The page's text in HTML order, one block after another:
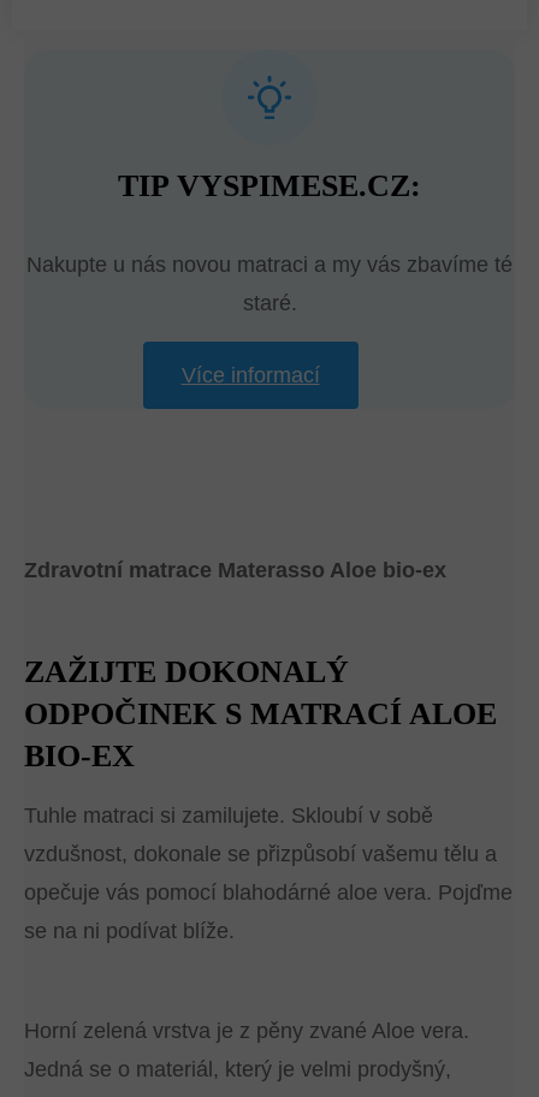
TIP VYSPIMESE.CZ:
Nakupte u nás novou matraci a my vás zbavíme té
staré.
Více informací
Zdravotní matrace Materasso Aloe bio-ex
ZAŽIJTE DOKONALÝ
ODPOČINEK S MATRACÍ ALOE
BIO-EX
Tuhle matraci si zamilujete. Skloubí v sobě
vzdušnost, dokonale se přizpůsobí vašemu tělu a
opečuje vás pomocí blahodárné aloe vera. Pojďme
se na ni podívat blíže.
Horní zelená vrstva je z pěny zvané Aloe vera.
Jedná se o materiál, který je velmi prodyšný,